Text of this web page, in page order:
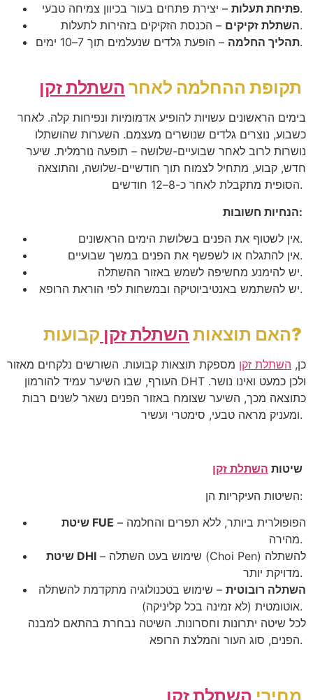
פתיחת תעלות – יצירת פתחים בעור בכיוון צמיחה טבעי
.
השתלת זקיקים – הכנסת הזקיקים בזהירות לתעלות
.
תהליך החלמה – הופעת גלדים שנעלמים תוך 7–10 ימים .
תקופת ההחלמה לאחר השתלת זקן
בימים הראשונים עשויות להופיע אדמומיות ונפיחות קלה. לאחר
כשבוע, נוצרים גלדים שנושרים מעצמם. השערות שהושתלו
נושרות לרוב לאחר שבועיים-שלושה – תופעה נורמלית. שיער
חדש, קבוע, מתחיל לצמוח תוך חודשיים-שלושה, והתוצאה
הסופית מתקבלת לאחר כ-8–12 חודשים.
הנחיות חשובות:
אין לשטוף את הפנים בשלושת הימים הראשונים.
אין להתגלח או לשפשף את הפנים במשך שבועיים.
יש להימנע מחשיפה לשמש באזור ההשתלה.
יש להשתמש באנטיביוטיקה ובמשחות לפי הוראת הרופא.
האם תוצאות השתלת זקן קבועות ?
כן, השתלת זקן מספקת תוצאות קבועות. השורשים נלקחים מאזור
העורף, שבו השיער עמיד להורמון DHT ולכן כמעט ואינו נושר.
כתוצאה מכך, השיער שצומח באזור הפנים נשאר לשנים רבות
ומעניק מראה טבעי, סימטרי ועשיר.
שיטות השתלת זקן
השיטות העיקריות הן:
שיטת FUE – הפופולרית ביותר, ללא תפרים והחלמה
מהירה.
שיטת DHI – שימוש בעט השתלה (Choi Pen) להשתלה
מדויקת יותר.
השתלה רובוטית – שימוש בטכנולוגיה מתקדמת להשתלה
אוטומטית (לא זמינה בכל קליניקה).
לכל שיטה יתרונות וחסרונות. השיטה נבחרת בהתאם למבנה
הפנים, סוג העור והמלצת הרופא.
מחירי השתלת זקן